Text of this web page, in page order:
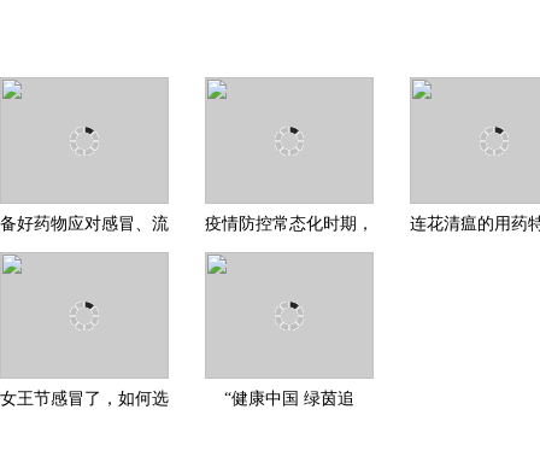
备好药物应对感冒、流
疫情防控常态化时期，
连花清瘟的用药
女王节感冒了，如何选
“健康中国 绿茵追